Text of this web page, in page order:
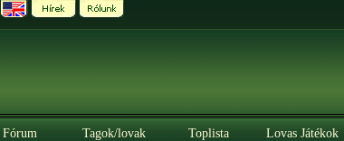
Fórum Tagok/lovak Toplista Lovas Játékok